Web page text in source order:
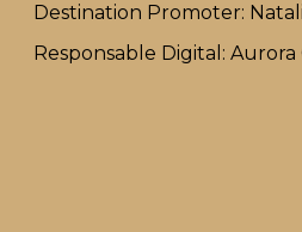
Destination Promoter:
Responsable Digital: